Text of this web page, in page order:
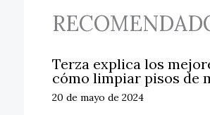
Terza explica los
cómo limpiar pisos de
20 de mayo de 2024